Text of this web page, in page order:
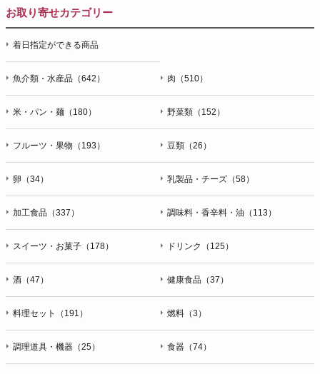
お取り寄せカテゴリー
着日指定ができる商品
魚介類・水産品（642） 肉（510）
米・パン・麺（180） 野菜類（152）
フルーツ・果物（193） 豆類（26）
卵（34） 乳製品・チーズ（58）
加工食品（337） 調味料・香辛料・油（113）
スイーツ・お菓子（178） ドリンク（125）
酒（47） 健康食品（37）
料理セット（191） 燃料（3）
調理道具・機器（25） 食器（74）